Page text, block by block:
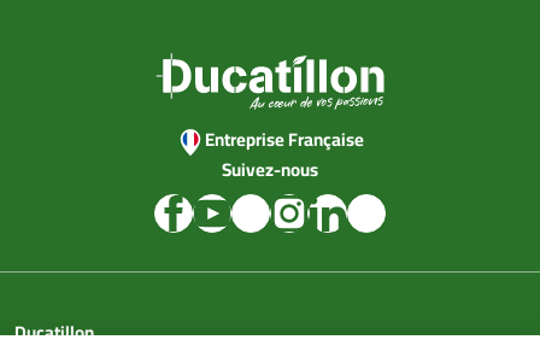
Entreprise Française
Suivez-nous
Ducatillon